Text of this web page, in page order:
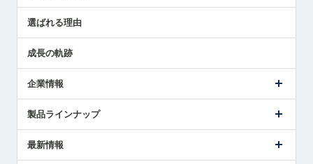
解決策提案
選ばれる理由
成長の軌跡
企業情報
ごあいさつ
受賞履歴
製品ラインナップ
ツールセッタ製品
最新情報